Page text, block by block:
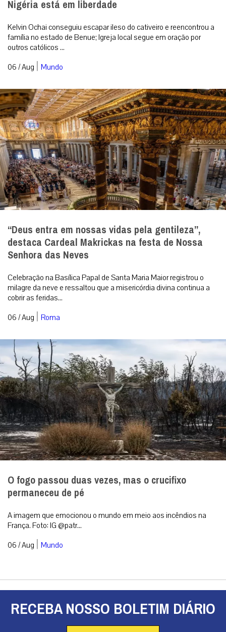
Nigéria está em liberdade
Kelvin Ochai conseguiu escapar ileso do cativeiro e reencontrou a
família no estado de Benue; Igreja local segue em oração por
outros católicos ...
06 / Aug | Mundo
“Deus entra em nossas vidas pela gentileza”,
destaca Cardeal Makrickas na festa de Nossa
Senhora das Neves
Celebração na Basílica Papal de Santa Maria Maior registrou o
milagre da neve e ressaltou que a misericórdia divina continua a
cobrir as feridas...
06 / Aug | Roma
O fogo passou duas vezes, mas o crucifixo
permaneceu de pé
A imagem que emocionou o mundo em meio aos incêndios na
França. Foto: IG @patr...
06 / Aug | Mundo
RECEBA NOSSO BOLETIM DIÁRIO